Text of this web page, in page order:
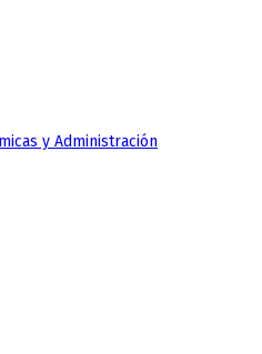
y Administración